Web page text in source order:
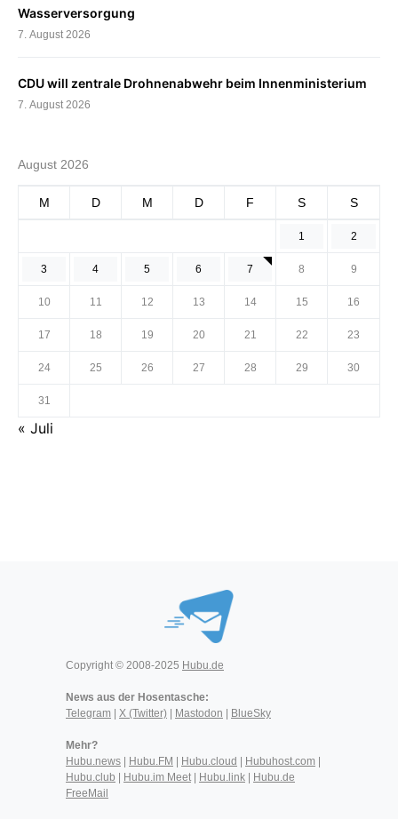
Wasserversorgung
7. August 2026
CDU will zentrale Drohnenabwehr beim Innenministerium
7. August 2026
August 2026
M D M D F S S
1 2
3 4 5 6 7 8 9
10 11 12 13 14 15 16
17 18 19 20 21 22 23
24 25 26 27 28 29 30
31
« Juli
Copyright © 2008-2025 Hubu.de
News aus der Hosentasche:
Telegram
X (Twitter) Mastodon BlueSky
Mehr?
Hubu.news
Hubu.FM Hubu.cloud Hubuhost.com
Hubu.club
Hubu.im Meet| Hubu.link
Hubu.de
FreeMail